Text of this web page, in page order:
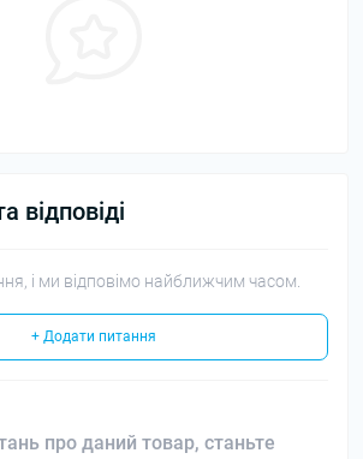
відповіді
і ми відповімо найближчим часом.
+ Додати питання
про даний товар, станьте